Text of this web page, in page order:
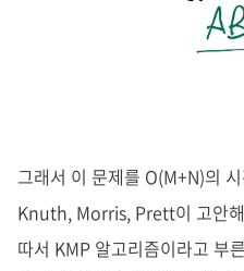
그래서 이 문제를 O(M+N)의
Knuth, Morris, Prett이 고안
따서 KMP 알고리즘이라고 부